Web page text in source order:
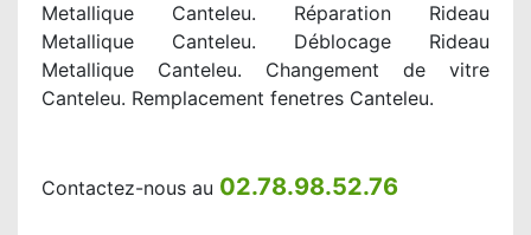
Metallique Canteleu. Réparation Rideau
Metallique Canteleu. Déblocage Rideau
Metallique Canteleu. Changement de vitre
Canteleu. Remplacement fenetres Canteleu.
Contactez-nous au 02.78.98.52.76